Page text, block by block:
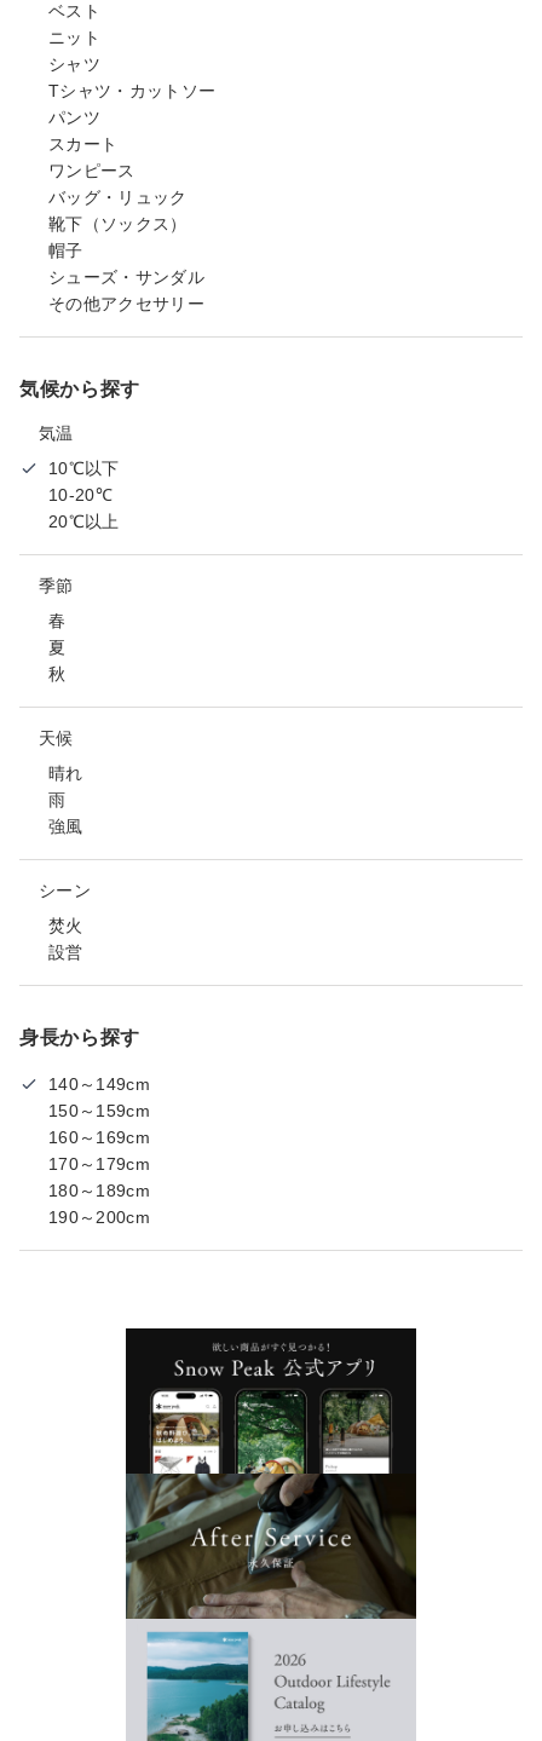
ベスト
ニット
シャツ
Tシャツ・カットソー
パンツ
スカート
ワンピース
バッグ・リュック
靴下（ソックス）
帽子
シューズ・サンダル
その他アクセサリー
気候から探す
気温
10℃以下
10-20℃
20℃以上
季節
春
夏
秋
天候
晴れ
雨
強風
シーン
焚火
設営
身長から探す
140～149cm
150～159cm
160～169cm
170～179cm
180～189cm
190～200cm